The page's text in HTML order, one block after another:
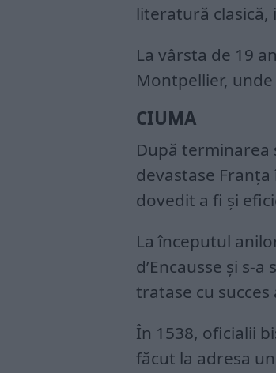
literatură clasică,
La vârsta de 19
Montpellier, unde
CIUMA
După terminarea
devastase Franţa
dovedit a fi şi
La începutul
d’Encausse şi s-
tratase cu
În 1538, oficialii
făcut la adresa